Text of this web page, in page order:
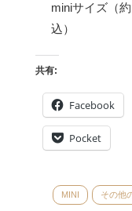
miniサイズ（
込）
共有:
Facebook
Pocket
MINI その他